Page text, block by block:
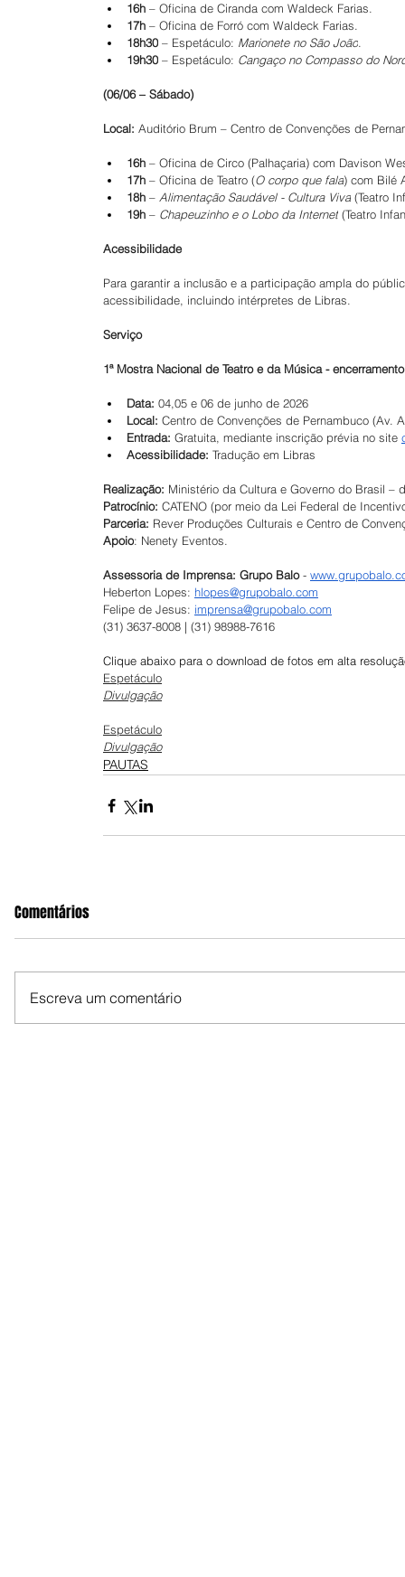
16h – Oficina de Ciranda com Waldeck Farias.
17h – Oficina de Forró com Waldeck Farias.
18h30 – Espetáculo: Marionete no São João
19h30 – Espetáculo: Cangaço no Compasso do
(06/06 – Sábado)
Local: Auditório Brum – Centro de Convenções de
16h – Oficina de Circo (Palhaçaria) com Davison
17h – Oficina de Teatro (O corpo que fala) com Bilé
18h – Alimentação Saudável - Cultura Viva (Teatro
19h – Chapeuzinho e o Lobo da Internet (Teatro
Acessibilidade
Para garantir a inclusão e a participação ampla do
acessibilidade, incluindo intérpretes de Libras.
Serviço
1ª Mostra Nacional de Teatro e da Música - encerramento
Data: 04,05 e 06 de junho de 2026
Local: Centro de Convenções de Pernambuco (Av.
Entrada: Gratuita, mediante inscrição prévia no site
Acessibilidade: Tradução em Libras
Realização: Ministério da Cultura e Governo do Brasil –
Patrocínio: CATENO (por meio da Lei Federal de
Parceria: Rever Produções Culturais e Centro de
Apoio: Nenety Eventos.
Assessoria de Imprensa: Grupo Balo -
Heberton Lopes: hlopes@grupobalo.com
Felipe de Jesus: imprensa@grupobalo.com
(31) 3637-8008 | (31) 98988-7616
Clique abaixo para o download de fotos em alta
Espetáculo
Divulgação
Espetáculo
Divulgação
PAUTAS
Comentários
Escreva um comentário